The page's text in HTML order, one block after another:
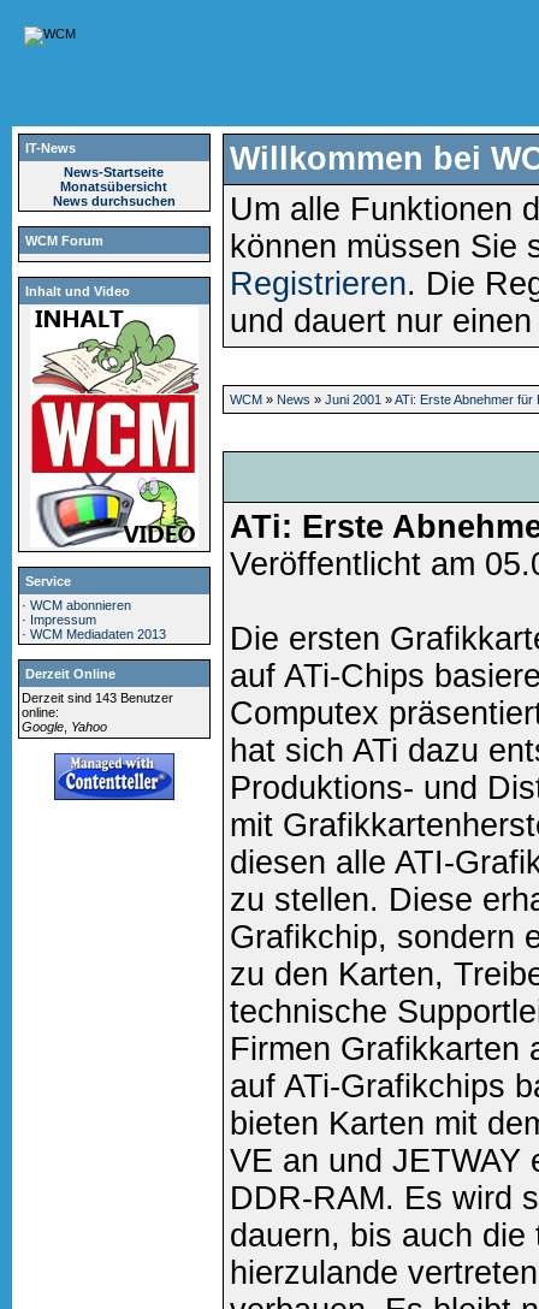
IT-News
News-Startseite
Monatsübersicht
News durchsuchen
WCM Forum
Inhalt und Video
Service
·WCM abonnieren
· Impressum
·WCM Mediadaten 2013
Derzeit Online
Derzeit sind 143 Benutzer
online:
Google Yahoo
Willkommen bei
Um alle Funktionen
können müssen Sie
Registrieren. Die
und dauert nur
WCM» News » Juni 2001 »ATi: Erste Abnehmer für
ATi: Erste
Veröffentlicht am
Die ersten
auf ATi-Chips
Computex
hat sich ATi dazu
Produktions- und
mit
diesen alle ATI-
zu stellen. Diese
Grafikchip, sondern
zu den Karten,
technische
Firmen Grafikkarten
auf ATi-Grafikchips
bieten Karten mit
VE an und JETWAY
DDR-RAM. Es wird
dauern, bis auch
hierzulande